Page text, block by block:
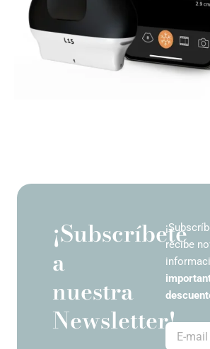
¡Subscríbete
a
nuestra
Newsletter!
recibe
E-
mail